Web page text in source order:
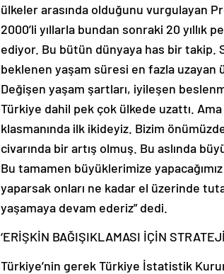
ülkeler arasında olduğunu vurgulayan
2000’li yıllarla bundan sonraki 20 yıllık
ediyor. Bu bütün dünyaya has bir takip.
beklenen yaşam süresi en fazla
Değişen yaşam şartları, iyileşen
Türkiye dahil pek çok ülkede uzattı. Ama
klasmanında ilk ikideyiz. Bizim
civarında bir artış olmuş. Bu aslında
Bu tamamen büyüklerimize yapacağımız
yaparsak onları ne kadar el üzerinde
yaşamaya devam ederiz” dedi.
‘ERİŞKİN BAĞIŞIKLAMASI İÇİN
Türkiye’nin gerek Türkiye İstatistik